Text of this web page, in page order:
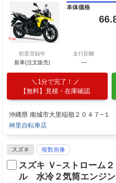
本体価格
初度登録年
新車(注文販売)
走行距離
―
1分で完了！
【無料】見積・在庫確認
沖縄県 南城市大里稲嶺２０４７−１
神里自転車店
スズキ 複数画像
スズキ Ｖ−ストローム
ル 水冷２気筒エンジン